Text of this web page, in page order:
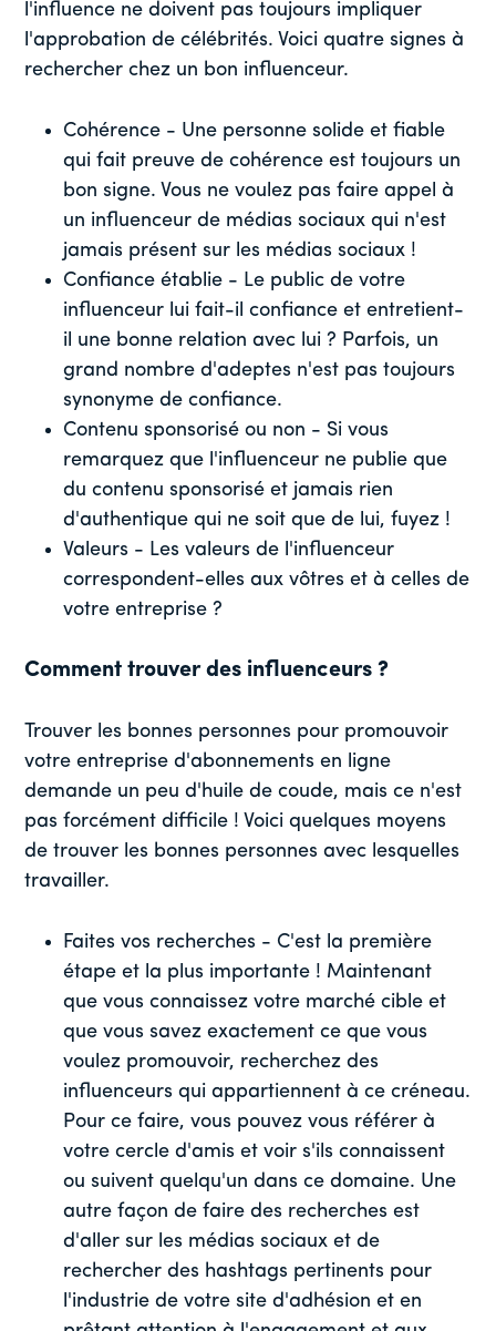
l'influence ne doivent pas toujours impliquer
l'approbation de célébrités. Voici quatre signes à
rechercher chez un bon influenceur.
Cohérence - Une personne solide et fiable
qui fait preuve de cohérence est toujours un
bon signe. Vous ne voulez pas faire appel à
un influenceur de médias sociaux qui n'est
jamais présent sur les médias sociaux !
Confiance établie - Le public de votre
influenceur lui fait-il confiance et entretient-
il une bonne relation avec lui ? Parfois, un
grand nombre d'adeptes n'est pas toujours
synonyme de confiance.
Contenu sponsorisé ou non - Si vous
remarquez que l'influenceur ne publie que
du contenu sponsorisé et jamais rien
d'authentique qui ne soit que de lui, fuyez !
Valeurs - Les valeurs de l'influenceur
correspondent-elles aux vôtres et à celles de
votre entreprise ?
Comment trouver des influenceurs ?
Trouver les bonnes personnes pour promouvoir
votre entreprise d'abonnements en ligne
demande un peu d'huile de coude, mais ce n'est
pas forcément difficile ! Voici quelques moyens
de trouver les bonnes personnes avec lesquelles
travailler.
Faites vos recherches - C'est la première
étape et la plus importante ! Maintenant
que vous connaissez votre marché cible et
que vous savez exactement ce que vous
voulez promouvoir, recherchez des
influenceurs qui appartiennent à ce créneau.
Pour ce faire, vous pouvez vous référer à
votre cercle d'amis et voir s'ils connaissent
ou suivent quelqu'un dans ce domaine. Une
autre façon de faire des recherches est
d'aller sur les médias sociaux et de
rechercher des hashtags pertinents pour
l'industrie de votre site d'adhésion et en